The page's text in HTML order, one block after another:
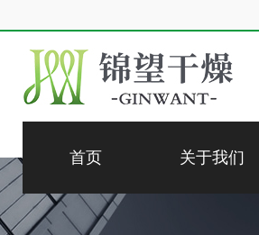
首页 关于我们